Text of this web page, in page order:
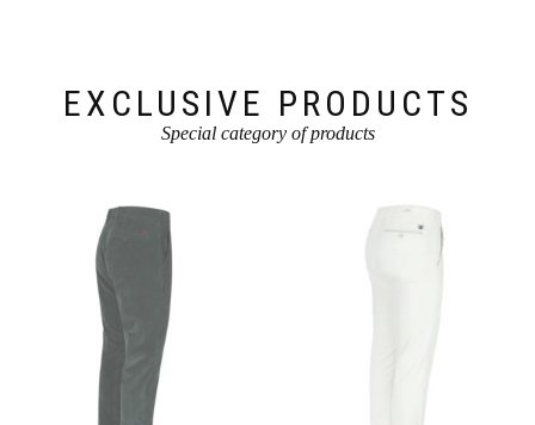
werden
EXCLUSIVE PRODUCTS
Special category of products